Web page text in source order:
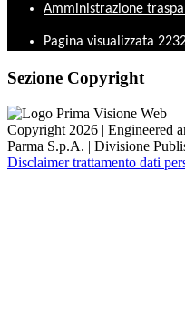
Amministrazione
Pagina visualizzata
Sezione Copyright
Copyright 2026 | Engineered
Parma S.p.A. | Divisione
Disclaimer trattamento dati